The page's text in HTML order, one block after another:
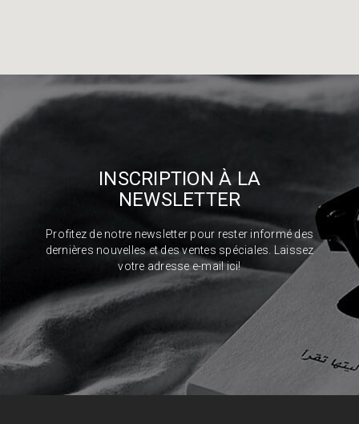
INSCRIPTION À LA
NEWSLETTER
Profitez de notre newsletter pour rester informé des
dernières nouvelles et des ventes spéciales. Laissez
votre adresse e-mail ici!